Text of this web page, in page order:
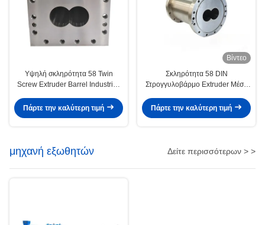
Υψηλή σκληρότητα 58 Twin
Screw Extruder Barrel Industries
Πάρτε την καλύτερη τιμή
Βίντεο
Σκληρότητα 58 DIN
Στρογγυλοβάρμο Extruder Μέση
βαρέλια Extruder
Πάρτε την καλύτερη τιμή
μηχανή εξωθητών Δείτε περισσότερων > >